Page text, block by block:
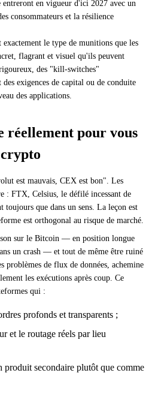
en vigueur d'ici 2027 avec un
consommateurs et la résilience
le type de munitions que les
flagrant et visuel qu'ils peuvent
des "kill-switches"
exigences de capital ou de conduite
des applications.
réellement pour vous
est mauvais, CEX est bon". Les
: FTX, Celsius, le défilé incessant de
que dans un sens. La leçon est
est orthogonal au risque de marché.
sur le Bitcoin — en position longue
un crash — et tout de même être ruiné
problèmes de flux de données, achemine
les exécutions après coup. Ce
qui :
profonds et transparents ;
et le routage réels par lieu
produit secondaire plutôt que comme